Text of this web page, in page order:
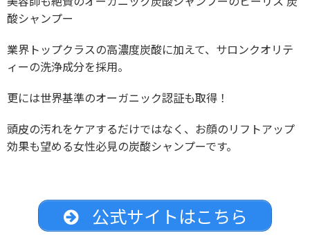
酸シャンプー
業界トップクラスの高濃度炭酸に加えて、サロンクオリテ
ィーの洗浄成分を採用。
更には世界基準のオーガニック認証も取得！
頭皮の汚れをケアするだけではなく、お顔のリフトアップ
効果も望める女性必見の炭酸シャンプーです。
公式サイトはこちら